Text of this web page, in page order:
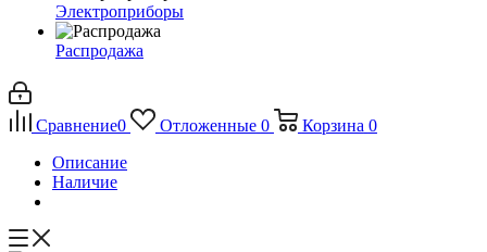
Электроприборы
Распродажа
Сравнение0 Отложенные 0 Корзина 0
Описание
Наличие